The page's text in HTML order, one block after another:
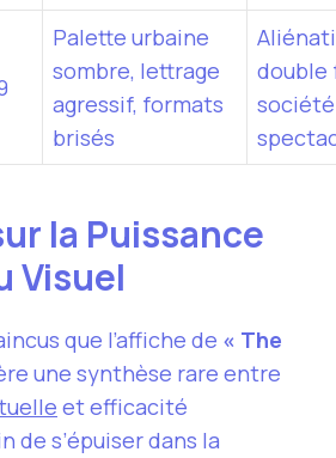
Palette urbaine
sombre, lettrage
agressif, formats
brisés
double
la Puissance
Visuel
que l’affiche de « The
une synthèse rare entre
et efficacité
de s’épuiser dans la